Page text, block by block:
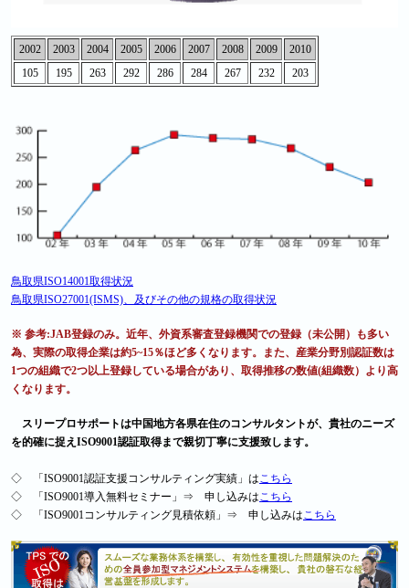
2002 2003 2004 2005 2006 2007 2008 2009
2010
105
195 263 292 286 284 267 232 203
鳥取県ISO14001取得状況
鳥取県ISO27001(ISMS)、及びその他の規格の取得状況
※ 参考:JAB登録のみ。近年、外資系審査登録機関での登録（未公開）も多い
為、実際の取得企業は約5~15％ほど多くなります。また、産業分野別認証数は
1つの組織で2つ以上登録している場合があり、取得推移の数値(組織数）より高
くなります。
スリープロサポートは中国地方各県在住のコンサルタントが、貴社のニーズ
を的確に捉えISO9001認証取得まで親切丁寧に支援致します。
◇ 「ISO9001認証支援コンサルティング実績」はこちら
◇ 「ISO9001導入無料セミナー」⇒ 申し込みはこちら
◇ 「ISO9001コンサルティング見積依頼」⇒ 申し込みはこちら